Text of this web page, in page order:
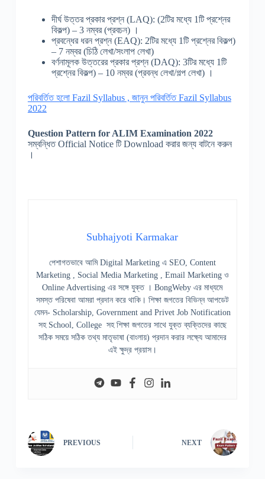
দীর্ঘ উত্তর প্রকার প্রশ্ন (LAQ): (2টির মধ্যে 1টি প্রশ্নের
বিকল্প) – 3 নম্বর (প্রবচন) ।
প্রবন্ধের ধরন প্রশ্ন (EAQ): 2টির মধ্যে 1টি প্রশ্নের বিকল্প)
– 7 নম্বর (চিঠি লেখা/সংলাপ লেখা)
বর্ণনামূলক উত্তরের প্রকার প্রশ্ন (DAQ): 3টির মধ্যে 1টি
প্রশ্নের বিকল্প) – 10 নম্বর (প্রবন্ধ লেখা/গল্প লেখা) ।
পরিবর্তিত হলো Fazil Syllabus , জানুন পরিবর্তিত Fazil Syllabus
2022
Question Pattern for ALIM Examination 2022
সম্বন্ধিত Official Notice টি Download করার জন্য বাটনে করুন
।
Subhajyoti Karmakar
পেশাগতভাবে আমি Digital Marketing এ SEO, Content
Marketing , Social Media Marketing , Email Marketing ও
Online Advertising এর সঙ্গে যুক্ত । BongWeby এর মাধ্যমে
সমস্ত পরিষেবা আমরা প্রদান করে থাকি। শিক্ষা জগতের বিভিন্ন আপডেট
যেমন- Scholarship, Government and Privet Job Notification
সহ School, College সহ শিক্ষা জগতের সাথে যুক্ত ব্যক্তিদের কাছে
সঠিক সময়ে সঠিক তথ্য মাতৃভাষা (বাংলায়) প্রদান করার লক্ষ্যে আমাদের
এই ক্ষুদ্র প্রয়াস।
PREVIOUS NEXT